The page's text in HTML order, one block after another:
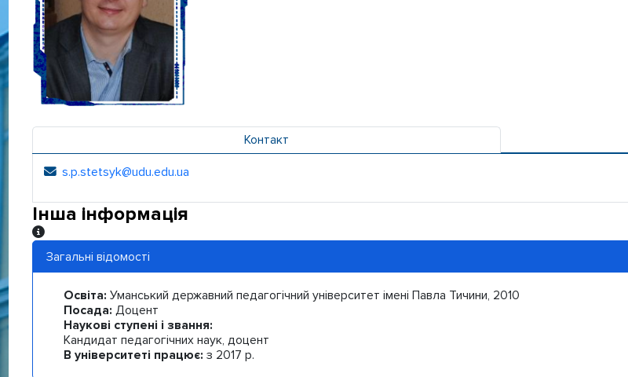
Контакт
Електронна адреса:
s.p.stetsyk@udu.edu.ua
Інша інформація
Інша інформація
Загальні відомості
Освіта: Уманський державний педагогічний університет імені Павла Тичини, 2010
Посада: Доцент
Наукові ступені і звання:
Кандидат педагогічних наук, доцент
В університеті працює: з 2017 р.